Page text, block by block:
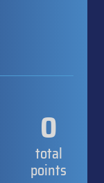
0
total
points